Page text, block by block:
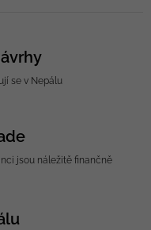
se v Nepálu
jsou náležitě finančně